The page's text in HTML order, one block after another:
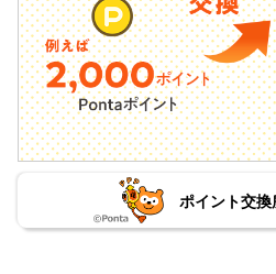
ポイント交換